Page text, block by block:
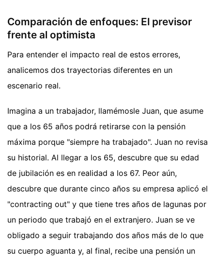
Comparación de enfoques: El previsor
frente al optimista
Para entender el impacto real de estos errores,
analicemos dos trayectorias diferentes en un
escenario real.
Imagina a un trabajador, llamémosle Juan, que asume
que a los 65 años podrá retirarse con la pensión
máxima porque "siempre ha trabajado". Juan no revisa
su historial. Al llegar a los 65, descubre que su edad
de jubilación es en realidad a los 67. Peor aún,
descubre que durante cinco años su empresa aplicó el
"contracting out" y que tiene tres años de lagunas por
un periodo que trabajó en el extranjero. Juan se ve
obligado a seguir trabajando dos años más de lo que
su cuerpo aguanta y, al final, recibe una pensión un